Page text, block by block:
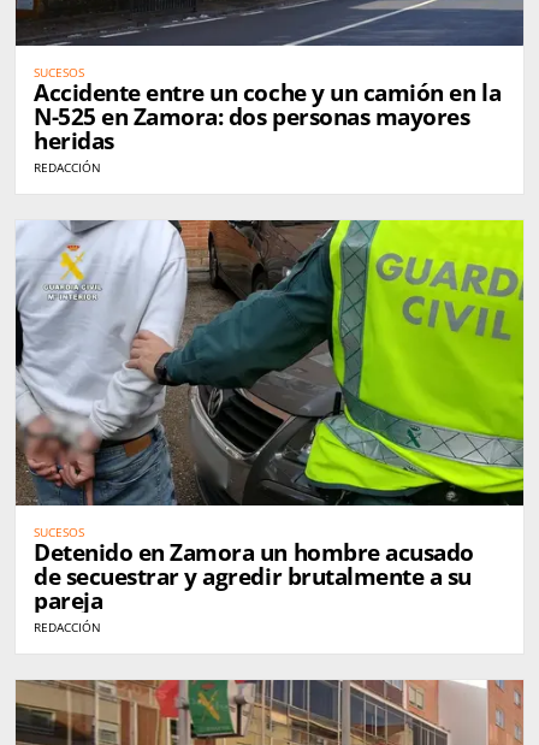
SUCESOS
Accidente entre un coche y un camión en la
N-525 en Zamora: dos personas mayores
heridas
REDACCIÓN
SUCESOS
Detenido en Zamora un hombre acusado
de secuestrar y agredir brutalmente a su
pareja
REDACCIÓN